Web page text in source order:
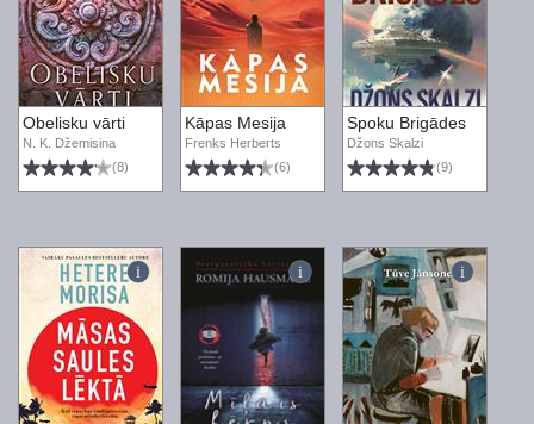
Obelisku vārti
N. K. Džemisina
(8)
Kāpas Mesija
Frenks Herberts
(6)
Spoku Brigādes
Džons Skalzi
(9)